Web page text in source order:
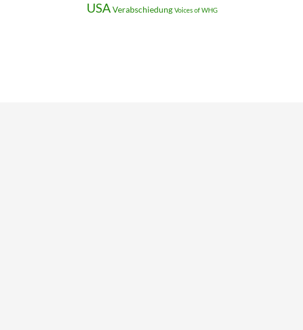
USA Verabschiedung Voices of WHG